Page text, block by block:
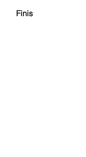
Finis